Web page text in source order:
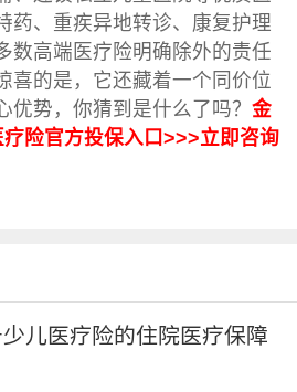
药、重疾异地转诊、康复护理
数高端医疗险明确除外的责任
喜的是，它还藏着一个同价位
优势，你猜到是什么了吗？金
险官方投保入口>>>立即咨询
儿医疗险的住院医疗保障